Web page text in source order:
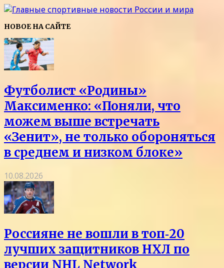
НОВОЕ НА САЙТЕ
Футболист «Родины»
Максименко: «Поняли, что
можем выше встречать
«Зенит», не только обороняться
в среднем и низком блоке»
10.08.2026
Россияне не вошли в топ‑20
лучших защитников НХЛ по
версии NHL Network